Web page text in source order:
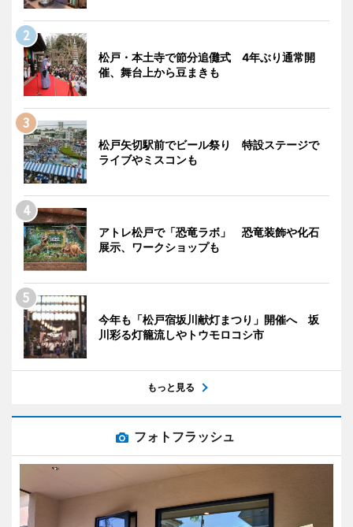
松戸・本土寺で節分追儺式 4年ぶり通常開
催、舞台上から豆まきも
松戸矢切駅前でビール祭り 特設ステージで
ライブやミスコンも
アトレ松戸で「恐竜ラボ」 恐竜装飾や化石
展示、ワークショップも
今年も「松戸宿坂川献灯まつり」開催へ 坂
川彩る灯籠流しやトウモロコシ市
もっと見る
フォトフラッシュ